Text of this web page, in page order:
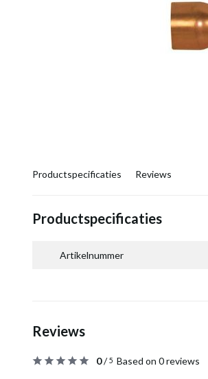
Productspecificaties Reviews
Productspecificaties
Artikelnummer
Reviews
0/5 Based on 0 reviews